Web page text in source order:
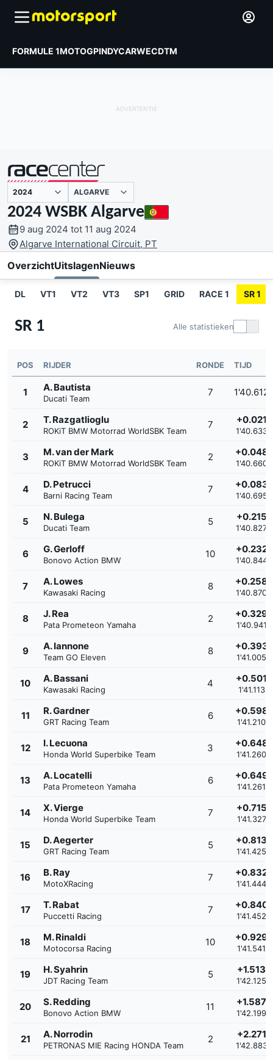
FORMULE 1MOTOGPINDYCARWECDTM
gepresenteerd door ALGARVE
2024 WSBK Algarve
9 aug 2024 tot 11 aug 2024
Algarve International Circuit, PT
OverzichtUitslagenNieuws
DL VT1 VT2 VT3 SP1 GRID RACE 1 SR 1
SR 1 Alle statistieken
POS RIJDER RONDE TIJD
1 A. Bautista
Ducati Team
7 1'40.612
2 T. Razgatlioglu
ROKiT BMW Motorrad WorldSBK Team
7 +0.021
1'40.633
3 M. van der Mark
ROKiT BMW Motorrad WorldSBK Team
2 +0.048
1'40.660
4 D. Petrucci
Barni Racing Team
7 +0.083
1'40.695
5 N. Bulega
Ducati Team
5 +0.215
1'40.827
6 G. Gerloff
Bonovo Action BMW
10 +0.232
1'40.844
7 A. Lowes
Kawasaki Racing
8 +0.258
1'40.870
8 J. Rea
Pata Prometeon Yamaha
2 +0.329
1'40.941
9 A. Iannone
Team GO Eleven
8 +0.393
1'41.005
10 A. Bassani
Kawasaki Racing
4 +0.501
1'41.113
11 R. Gardner
GRT Racing Team
6 +0.598
1'41.210
12 I. Lecuona
Honda World Superbike Team
3 +0.648
1'41.260
13 A. Locatelli
Pata Prometeon Yamaha
6 +0.649
1'41.261
14 X. Vierge
Honda World Superbike Team
7 +0.715
1'41.327
15 D. Aegerter
GRT Racing Team
5 +0.813
1'41.425
16 B. Ray
MotoXRacing
7 +0.832
1'41.444
17 T. Rabat
Puccetti Racing
7 +0.840
1'41.452
18 M. Rinaldi
Motocorsa Racing
10 +0.929
1'41.541
19 H. Syahrin
JDT Racing Team
5 +1.513
1'42.125
20 S. Redding
Bonovo Action BMW
11 +1.587
1'42.199
21 A. Norrodin
PETRONAS MIE Racing HONDA Team
2 +2.271
1'42.883